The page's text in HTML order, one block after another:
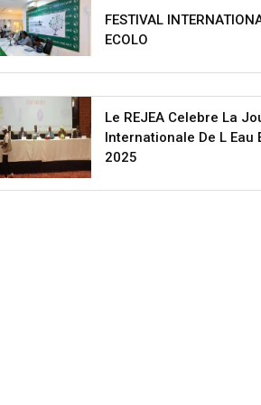
FESTIVAL
ECOLO
Le REJEA Celebre La
Internationale De L Eau
2025